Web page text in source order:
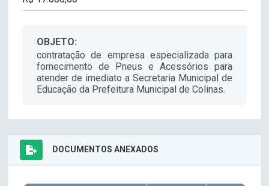
OBJETO:
contratação de empresa especializada para
fornecimento de Pneus e Acessórios para
atender de imediato a Secretaria Municipal de
Educação da Prefeitura Municipal de Colinas.
DOCUMENTOS ANEXADOS